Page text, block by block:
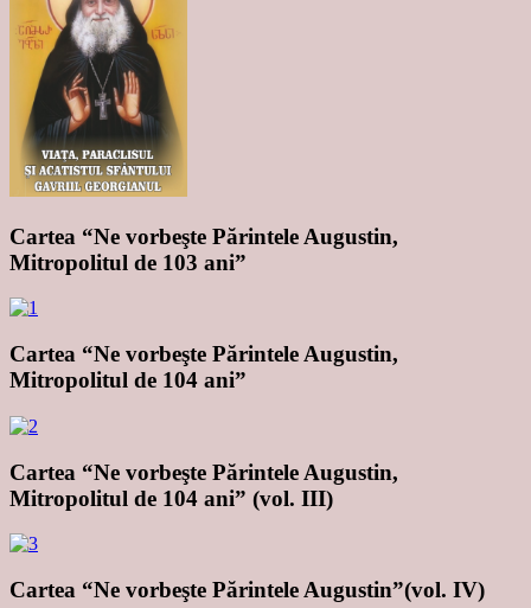
Cartea “Ne vorbeşte Părintele Augustin,
Mitropolitul de 103 ani”
Cartea “Ne vorbeşte Părintele Augustin,
Mitropolitul de 104 ani”
Cartea “Ne vorbeşte Părintele Augustin,
Mitropolitul de 104 ani” (vol. III)
Cartea “Ne vorbeşte Părintele Augustin”(vol. IV)